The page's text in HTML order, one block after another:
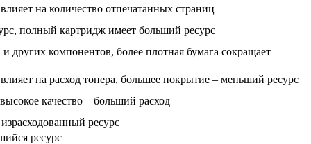
на количество отпечатанных страниц
полный картридж имеет больший ресурс
других компонентов, более плотная бумага сокращает
на расход тонера, большее покрытие – меньший ресурс
качество – больший расход
ресурс
ресурс